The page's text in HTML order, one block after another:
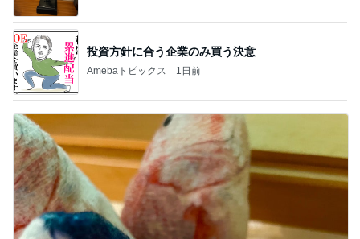
投資方針に合う企業のみ買う決意
Amebaトピックス 1日前